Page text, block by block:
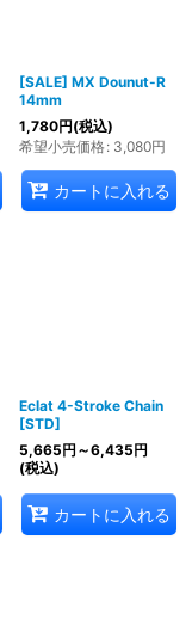
[SALE] MX Dounut-R
14mm
1,780円(税込)
希望小売価格: 3,080円
カートに入れる
Eclat 4-Stroke Chain
[STD]
5,665円 ～6,435円
(税込)
カートに入れる